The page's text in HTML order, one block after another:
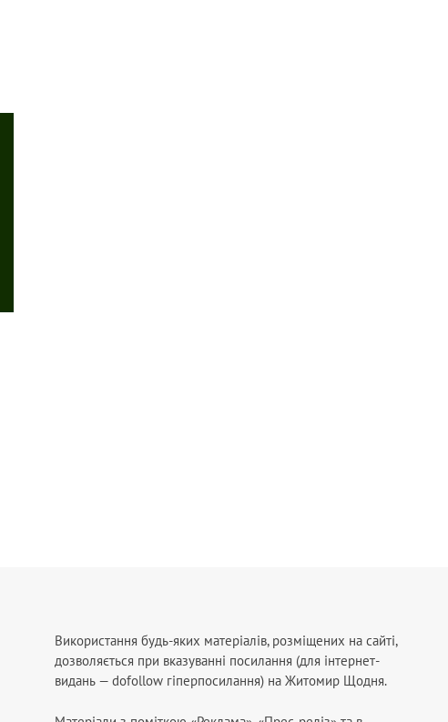
Використання будь-яких матеріалів, розміщених на сайті,
дозволяється при вказуванні посилання (для інтернет-
видань — dofollow гіперпосилання) на Житомир Щодня.